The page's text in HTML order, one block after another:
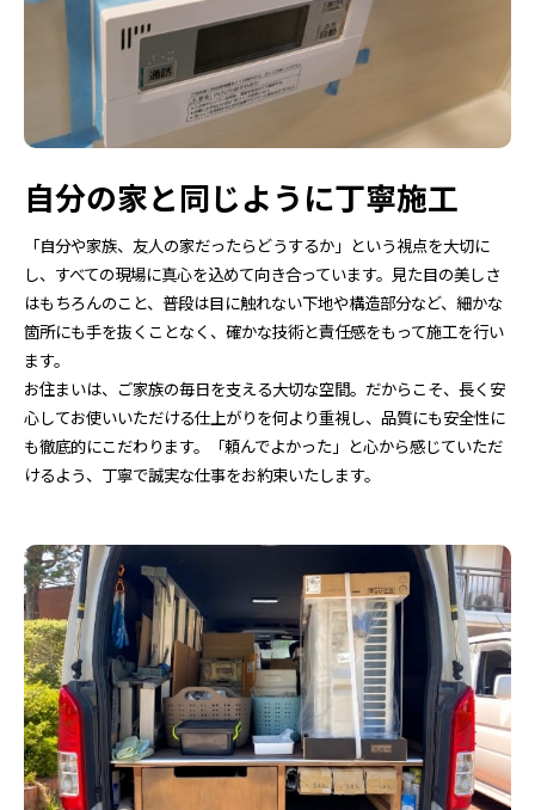
自分の家と同じように丁寧施工
「自分や家族、友人の家だったらどうするか」という視点を大切に
し、すべての現場に真心を込めて向き合っています。見た目の美しさ
はもちろんのこと、普段は目に触れない下地や構造部分など、細かな
箇所にも手を抜くことなく、確かな技術と責任感をもって施工を行い
ます。
お住まいは、ご家族の毎日を支える大切な空間。だからこそ、長く安
心してお使いいただける仕上がりを何より重視し、品質にも安全性に
も徹底的にこだわります。「頼んでよかった」と心から感じていただ
けるよう、丁寧で誠実な仕事をお約束いたします。